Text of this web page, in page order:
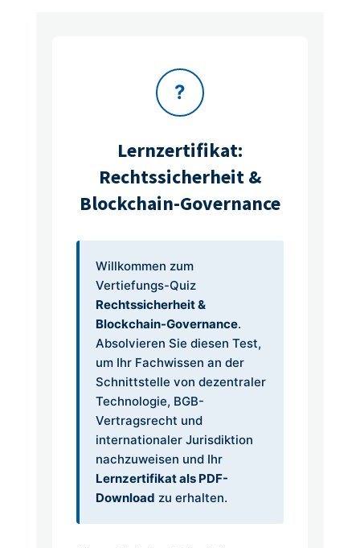
?
Lernzertifikat:
Rechtssicherheit &
Blockchain-Governance
Willkommen zum
Vertiefungs-Quiz
Rechtssicherheit &
Blockchain-Governance.
Absolvieren Sie diesen Test,
um Ihr Fachwissen an der
Schnittstelle von dezentraler
Technologie, BGB-
Vertragsrecht und
internationaler Jurisdiktion
nachzuweisen und Ihr
Lernzertifikat als PDF-
Download zu erhalten.